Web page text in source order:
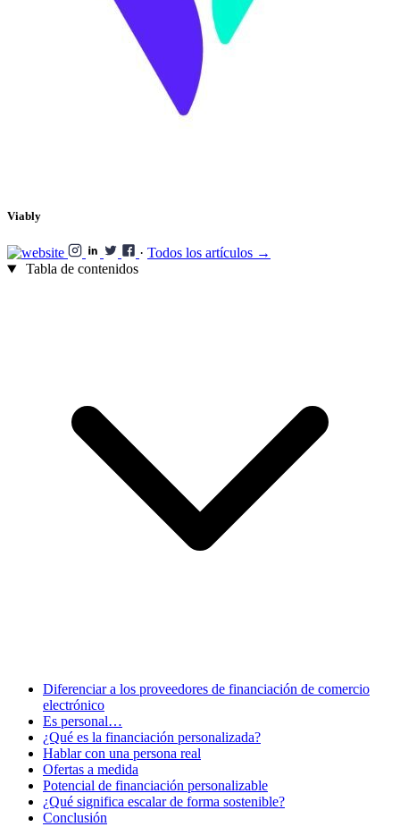
Viably
· Todos los artículos →
Tabla de contenidos
Diferenciar a los proveedores de financiación de comercio
electrónico
Es personal…
¿Qué es la financiación personalizada?
Hablar con una persona real
Ofertas a medida
Potencial de financiación personalizable
¿Qué significa escalar de forma sostenible?
Conclusión